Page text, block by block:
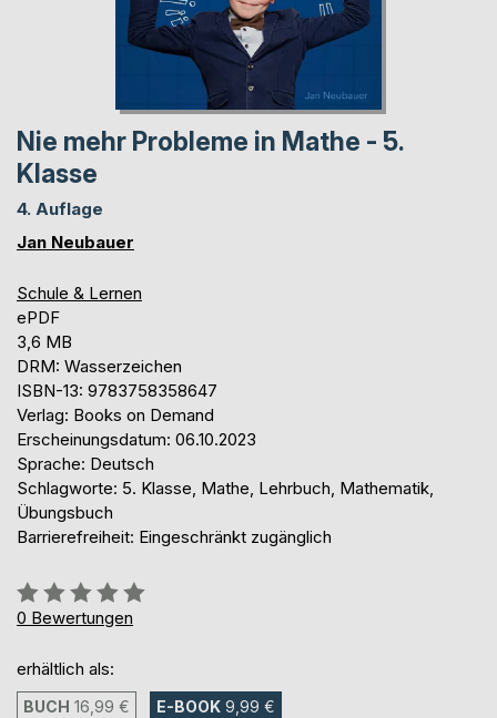
Nie mehr Probleme in Mathe - 5.
Klasse
4. Auflage
Jan Neubauer
Schule & Lernen
ePDF
3,6 MB
DRM: Wasserzeichen
ISBN-13: 9783758358647
Verlag: Books on Demand
Erscheinungsdatum: 06.10.2023
Sprache: Deutsch
Schlagworte: 5. Klasse, Mathe, Lehrbuch, Mathematik,
Übungsbuch
Barrierefreiheit: Eingeschränkt zugänglich
Bewertung::
0%
0 Bewertungen
erhältlich als:
BUCH 16,99 € E-BOOK 9,99 €